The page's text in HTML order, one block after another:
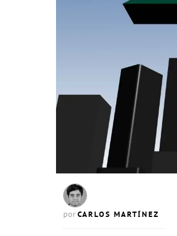
por CARLOS MARTÍNEZ